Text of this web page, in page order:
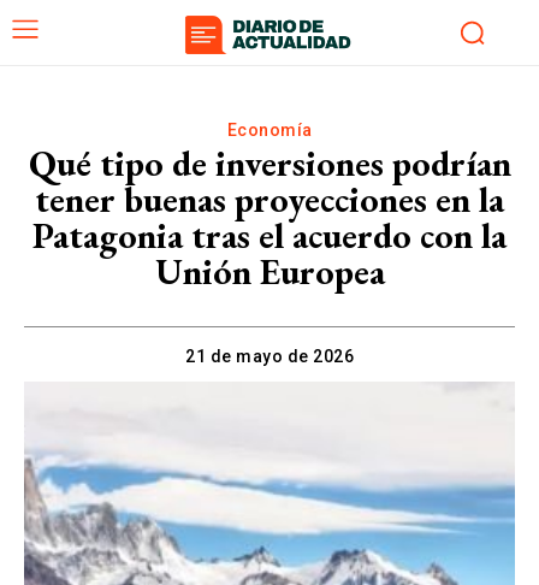
Economía
Qué tipo de inversiones podrían
tener buenas proyecciones en la
Patagonia tras el acuerdo con la
Unión Europea
21 de mayo de 2026